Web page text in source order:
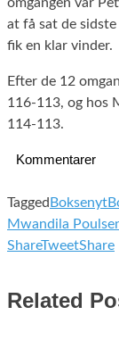
at få sat de
fik en klar vinder.
Efter de 12
116-113, og hos
114-113.
Kommentarer
Tagged Boksenyt
Mwandila
ShareTweetShare
Related